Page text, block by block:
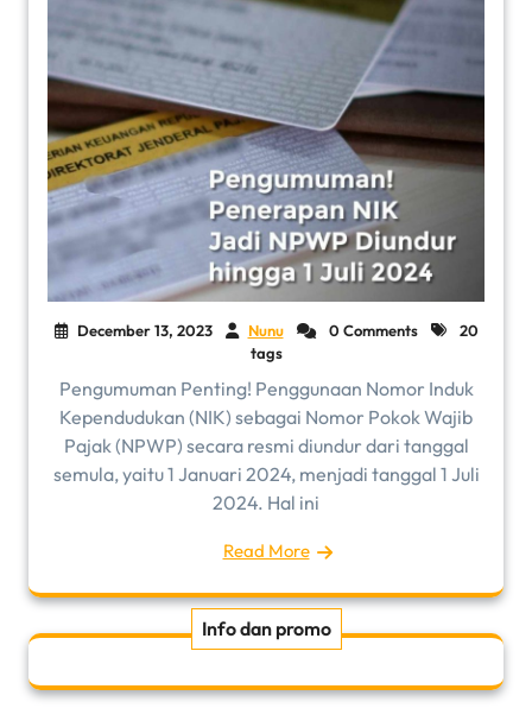
December 13, 2023 Nunu 0 Comments
20
tags
Pengumuman Penting! Penggunaan Nomor Induk
Kependudukan (NIK) sebagai Nomor Pokok Wajib
Pajak (NPWP) secara resmi diundur dari tanggal
semula, yaitu 1 Januari 2024, menjadi tanggal 1 Juli
2024. Hal ini
Read More
Info dan promo